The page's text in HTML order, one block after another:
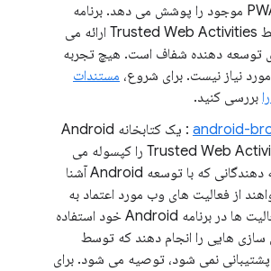
بسازند که یک PWA موجود را پوشش می دهد. برنامه
تولید شده توسط Trusted Web Activities ارائه می
توسعه دهنده شفاف است. هیچ تجربه
نیاز نیست. برای شروع، مستندات
بررسی کنید.
android-
: یک کتابخانه Android
که پروتکل Trusted Web Activities را کپسوله می
کند. برای توسعه دهندگانی که با توسعه Android آشنا
از فعالیت های وب مورد اعتماد به
عنوان یکی از فعالیت ها در برنامه Android خود استفاده
سازی هایی را انجام دهند که توسط
Bubblewrap پشتیبانی نمی شود، توصیه می شود. برای